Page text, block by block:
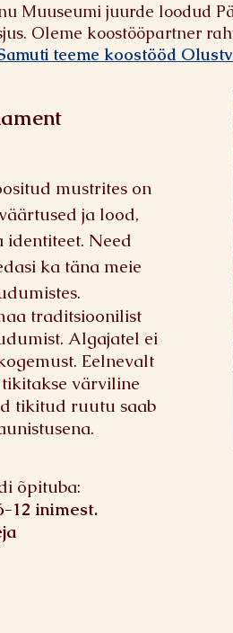
Muuseumi juurde loodud
Oleme koostööpartner
teeme koostööd
mustrites on
ja lood,
Need
ka täna meie
traditsioonilist
Algajatel ei
Eelnevalt
värviline
tikitud ruutu saab
õpituba:
12 inimest.